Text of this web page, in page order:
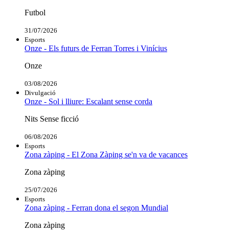
Futbol
31/07/2026
Esports
Onze - Els futurs de Ferran Torres i Vinícius
Onze
03/08/2026
Divulgació
Onze - Sol i lliure: Escalant sense corda
Nits Sense ficció
06/08/2026
Esports
Zona zàping - El Zona Zàping se'n va de vacances
Zona zàping
25/07/2026
Esports
Zona zàping - Ferran dona el segon Mundial
Zona zàping